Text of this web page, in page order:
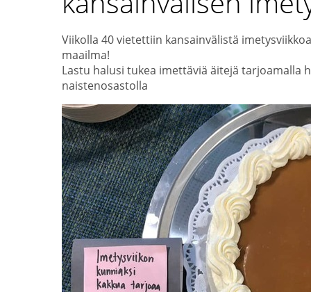
Viikolla 40 vietettiin kansainvälistä
maailma!
Lastu halusi tukea imettäviä äitejä tarjoamalla
naistenosastolla